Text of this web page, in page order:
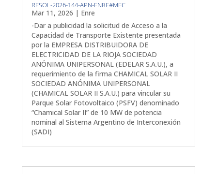
RESOL-2026-144-APN-ENRE#MEC
Mar 11, 2026 | Enre
-Dar a publicidad la solicitud de Acceso a la
Capacidad de Transporte Existente presentada
por la EMPRESA DISTRIBUIDORA DE
ELECTRICIDAD DE LA RIOJA SOCIEDAD
ANÓNIMA UNIPERSONAL (EDELAR S.A.U.), a
requerimiento de la firma CHAMICAL SOLAR II
SOCIEDAD ANÓNIMA UNIPERSONAL
(CHAMICAL SOLAR II S.A.U.) para vincular su
Parque Solar Fotovoltaico (PSFV) denominado
“Chamical Solar II” de 10 MW de potencia
nominal al Sistema Argentino de Interconexión
(SADI)